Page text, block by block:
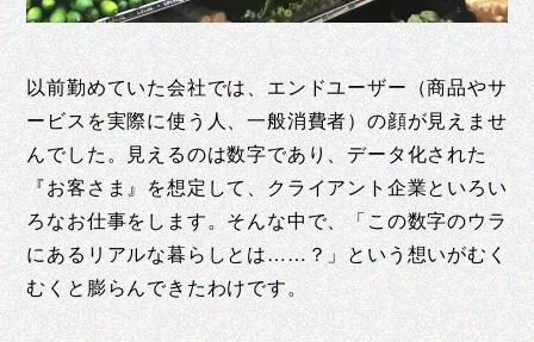
以前勤めていた会社では、エンドユーザー（商品やサ
ービスを実際に使う人、一般消費者）の顔が見えませ
んでした。見えるのは数字であり、データ化された
『お客さま』を想定して、クライアント企業といろい
ろなお仕事をします。そんな中で、「この数字のウラ
にあるリアルな暮らしとは……？」という想いがむく
むくと膨らんできたわけです。